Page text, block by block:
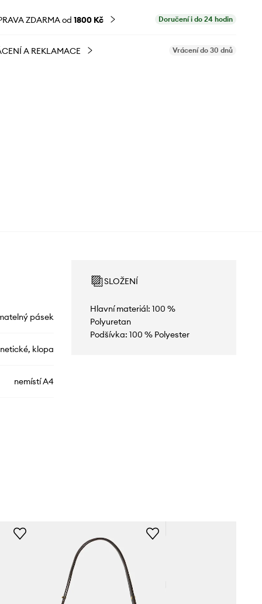
ZDARMA od 1800 Kč Doručení i do 24 hodin
A REKLAMACE Vrácení do 30 dnů
pásek
klopa
nemístí A4
SLOŽENÍ
Hlavní materiál: 100 %
Polyuretan
Podšívka: 100 % Polyester